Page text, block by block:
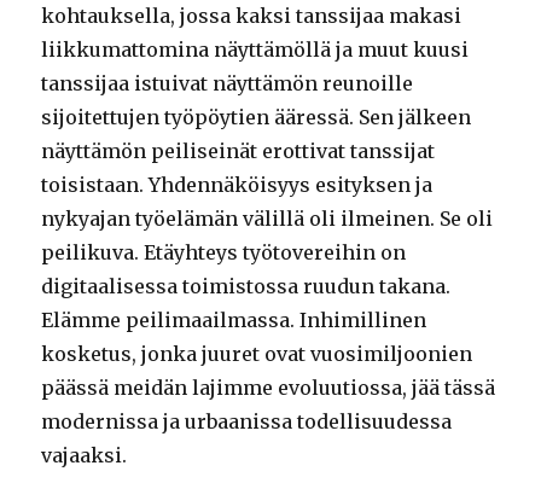
kohtauksella, jossa kaksi tanssijaa makasi
liikkumattomina näyttämöllä ja muut kuusi
tanssijaa istuivat näyttämön reunoille
sijoitettujen työpöytien ääressä. Sen jälkeen
näyttämön peiliseinät erottivat tanssijat
toisistaan. Yhdennäköisyys esityksen ja
nykyajan työelämän välillä oli ilmeinen. Se oli
peilikuva. Etäyhteys työtovereihin on
digitaalisessa toimistossa ruudun takana.
Elämme peilimaailmassa. Inhimillinen
kosketus, jonka juuret ovat vuosimiljoonien
päässä meidän lajimme evoluutiossa, jää tässä
modernissa ja urbaanissa todellisuudessa
vajaaksi.